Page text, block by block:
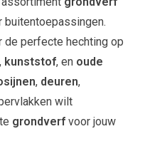
de perfecte hechting op
, kunststof, en oude
, deuren,
wilt
grondverf voor jouw